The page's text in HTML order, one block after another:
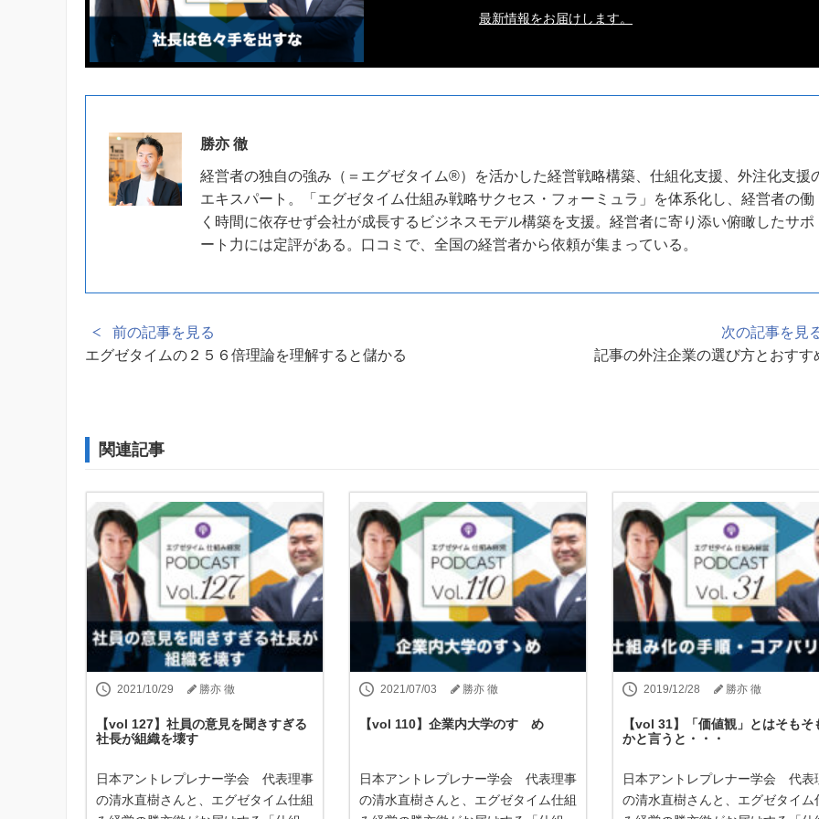
最新情報をお届けします。
勝亦 徹
経営者の独自の強み（＝エグゼタイム®）を活かした経営戦略構築、仕組化支援、外注化支援
エキスパート。「エグゼタイム仕組み戦略サクセス・フォーミュラ」を体系化し、経営者の働
く時間に依存せず会社が成長するビジネスモデル構築を支援。経営者に寄り添い俯瞰したサポ
ート力には定評がある。口コミで、全国の経営者から依頼が集まっている。
前の記事を見る
エグゼタイムの２５６倍理論を理解すると儲かる
次の記事を見
記事の外注企業の選び方とおすす
関連記事
2021/10/29 勝亦 徹
【vol 127】社員の意見を聞きすぎる
社長が組織を壊す
日本アントレプレナー学会 代表理事
の清水直樹さんと、エグゼタイム仕組
2021/07/03 勝亦 徹
【vol 110】企業内大学のすゝめ
日本アントレプレナー学会 代表理事
の清水直樹さんと、エグゼタイム仕組
2019/12/28 勝亦 徹
【vol 31】「価値観」とはそもそ
かと言うと・・・
日本アントレプレナー学会 代表
の清水直樹さんと、エグゼタイム